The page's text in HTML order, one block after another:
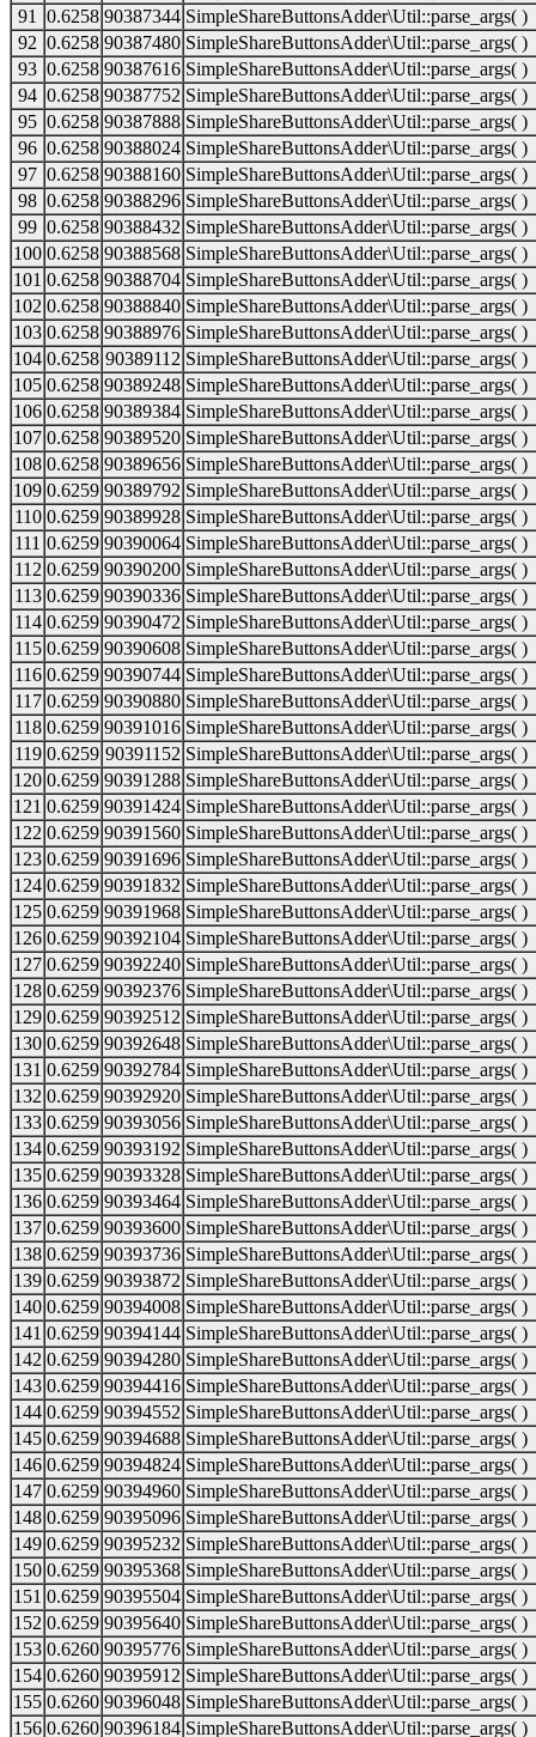
91
0.6258 90387344 SimpleShareButtonsAdder\Util::parse_args( )
92 0.6258 90387480 SimpleShareButtonsAdder\Util::parse_args( )
93 0.6258 90387616 SimpleShareButtonsAdder\Util::parse_args( )
94 0.6258 90387752 SimpleShareButtonsAdder\Util::parse_args( )
95 0.6258 90387888 SimpleShareButtonsAdder\Util::parse_args( )
96 0.6258 90388024 SimpleShareButtonsAdder\Util::parse_args( )
97 0.6258 90388160 SimpleShareButtonsAdder\Util::parse_args( )
98 0.6258 90388296 SimpleShareButtonsAdder\Util::parse_args( )
99 0.6258 90388432 SimpleShareButtonsAdder\Util::parse_args( )
100 0.6258 90388568 SimpleShareButtonsAdder\Util::parse_args( )
101 0.6258 90388704 SimpleShareButtonsAdder\Util::parse_args( )
102 0.6258 90388840 SimpleShareButtonsAdder\Util::parse_args( )
103 0.6258 90388976 SimpleShareButtonsAdder\Util::parse_args( )
104 0.6258 90389112 SimpleShareButtonsAdder\Util::parse_args( )
105 0.6258 90389248 SimpleShareButtonsAdder\Util::parse_args( )
106 0.6258 90389384 SimpleShareButtonsAdder\Util::parse_args( )
107 0.6258 90389520 SimpleShareButtonsAdder\Util::parse_args( )
108 0.6258 90389656 SimpleShareButtonsAdder\Util::parse_args( )
109 0.6259 90389792 SimpleShareButtonsAdder\Util::parse_args( )
110 0.6259 90389928 SimpleShareButtonsAdder\Util::parse_args( )
111 0.6259 90390064 SimpleShareButtonsAdder\Util::parse_args( )
112 0.6259 90390200 SimpleShareButtonsAdder\Util::parse_args( )
113 0.6259 90390336 SimpleShareButtonsAdder\Util::parse_args( )
114 0.6259 90390472 SimpleShareButtonsAdder\Util::parse_args( )
115 0.6259 90390608 SimpleShareButtonsAdder\Util::parse_args( )
116 0.6259 90390744 SimpleShareButtonsAdder\Util::parse_args( )
117 0.6259 90390880 SimpleShareButtonsAdder\Util::parse_args( )
118 0.6259 90391016 SimpleShareButtonsAdder\Util::parse_args( )
119 0.6259 90391152 SimpleShareButtonsAdder\Util::parse_args( )
120 0.6259 90391288 SimpleShareButtonsAdder\Util::parse_args( )
121 0.6259 90391424 SimpleShareButtonsAdder\Util::parse_args( )
122 0.6259 90391560 SimpleShareButtonsAdder\Util::parse_args( )
123 0.6259 90391696 SimpleShareButtonsAdder\Util::parse_args( )
124 0.6259 90391832 SimpleShareButtonsAdder\Util::parse_args( )
125 0.6259 90391968 SimpleShareButtonsAdder\Util::parse_args( )
126 0.6259 90392104 SimpleShareButtonsAdder\Util::parse_args( )
127 0.6259 90392240 SimpleShareButtonsAdder\Util::parse_args( )
128 0.6259 90392376 SimpleShareButtonsAdder\Util::parse_args( )
129 0.6259 90392512 SimpleShareButtonsAdder\Util::parse_args( )
130 0.6259 90392648 SimpleShareButtonsAdder\Util::parse_args( )
131 0.6259 90392784 SimpleShareButtonsAdder\Util::parse_args( )
132 0.6259 90392920 SimpleShareButtonsAdder\Util::parse_args( )
133 0.6259 90393056 SimpleShareButtonsAdder\Util::parse_args( )
134 0.6259 90393192 SimpleShareButtonsAdder\Util::parse_args( )
135 0.6259 90393328 SimpleShareButtonsAdder\Util::parse_args( )
136 0.6259 90393464 SimpleShareButtonsAdder\Util::parse_args( )
137 0.6259 90393600 SimpleShareButtonsAdder\Util::parse_args( )
138 0.6259 90393736 SimpleShareButtonsAdder\Util::parse_args( )
139 0.6259 90393872 SimpleShareButtonsAdder\Util::parse_args( )
140 0.6259 90394008 SimpleShareButtonsAdder\Util::parse_args( )
141 0.6259 90394144 SimpleShareButtonsAdder\Util::parse_args( )
142 0.6259 90394280 SimpleShareButtonsAdder\Util::parse_args( )
143 0.6259 90394416 SimpleShareButtonsAdder\Util::parse_args( )
144 0.6259 90394552 SimpleShareButtonsAdder\Util::parse_args( )
145 0.6259 90394688 SimpleShareButtonsAdder\Util::parse_args( )
146 0.6259 90394824 SimpleShareButtonsAdder\Util::parse_args( )
147 0.6259 90394960 SimpleShareButtonsAdder\Util::parse_args( )
148 0.6259 90395096 SimpleShareButtonsAdder\Util::parse_args( )
149 0.6259 90395232 SimpleShareButtonsAdder\Util::parse_args( )
150 0.6259 90395368 SimpleShareButtonsAdder\Util::parse_args( )
151 0.6259 90395504 SimpleShareButtonsAdder\Util::parse_args( )
152 0.6259 90395640 SimpleShareButtonsAdder\Util::parse_args( )
153 0.6260 90395776 SimpleShareButtonsAdder\Util::parse_args( )
154 0.6260 90395912 SimpleShareButtonsAdder\Util::parse_args( )
155 0.6260 90396048 SimpleShareButtonsAdder\Util::parse_args( )
156 0.6260 90396184 SimpleShareButtonsAdder\Util::parse_args( )